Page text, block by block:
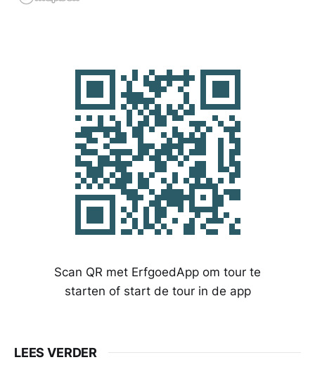
Scan QR met ErfgoedApp om tour te
starten of start de tour in de app
LEES VERDER